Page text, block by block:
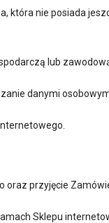
która nie posiada
lub
danymi
oraz przyjęcie
Sklepu